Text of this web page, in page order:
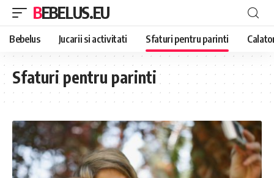
BEBELUS.EU
Bebelus Jucarii si activitati Sfaturi pentru parinti
Sfaturi pentru parinti